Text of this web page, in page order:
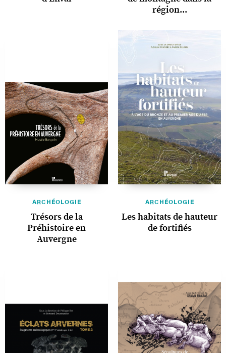
région...
ARCHÉOLOGIE
Trésors de la
Préhistoire en
Auvergne
ARCHÉOLOGIE
Les habitats de hauteur
de fortifiés